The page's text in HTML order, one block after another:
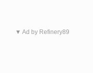
▼ Ad by Refinery89